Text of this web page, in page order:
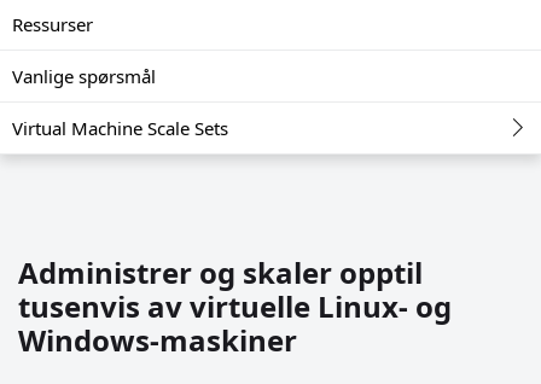
Ressurser
Vanlige spørsmål
Virtual Machine Scale Sets
Administrer og skaler opptil
tusenvis av virtuelle Linux- og
Windows-maskiner